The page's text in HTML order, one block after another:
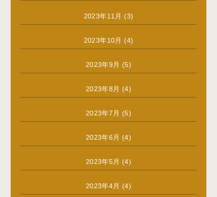
2023年11月 (3)
2023年10月 (4)
2023年9月 (5)
2023年8月 (4)
2023年7月 (5)
2023年6月 (4)
2023年5月 (4)
2023年4月 (4)